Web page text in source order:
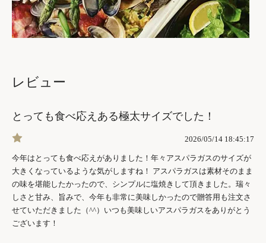
レビュー
とっても食べ応えある極太サイズでした！
2026/05/14 18:45:17
今年はとっても食べ応えがありました！年々アスパラガスのサイズが
大きくなっているような気がしますね！ アスパラガスは素材そのまま
の味を堪能したかったので、シンプルに塩焼きして頂きました。瑞々
しさと甘み、旨みで、今年も非常に美味しかったので贈答用も注文さ
せていただきました（^^）いつも美味しいアスパラガスをありがとう
ございます！